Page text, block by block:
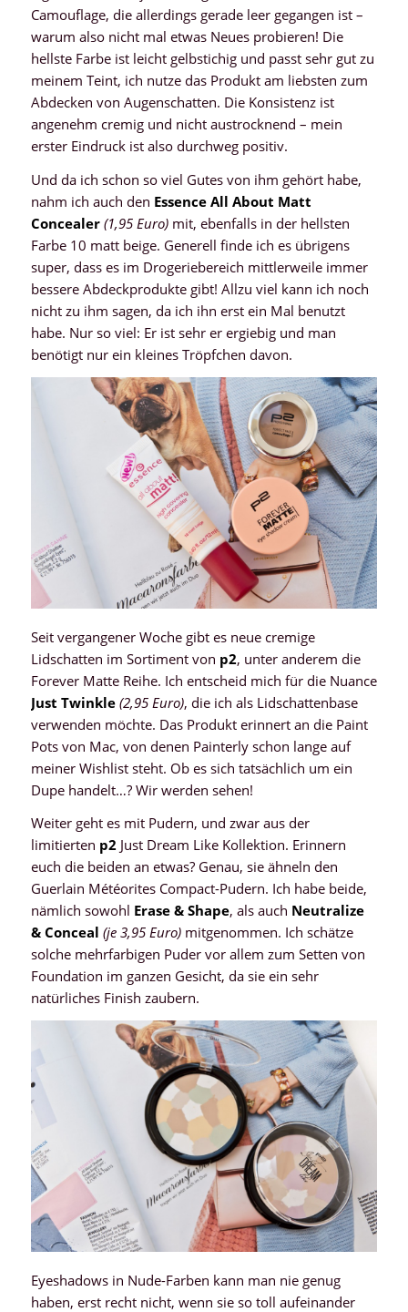
Camouflage, die allerdings gerade leer gegangen ist –
warum also nicht mal etwas Neues probieren! Die
hellste Farbe ist leicht gelbstichig und passt sehr gut zu
meinem Teint, ich nutze das Produkt am liebsten zum
Abdecken von Augenschatten. Die Konsistenz ist
angenehm cremig und nicht austrocknend – mein
erster Eindruck ist also durchweg positiv.
Und da ich schon so viel Gutes von ihm gehört habe,
nahm ich auch den Essence All About Matt
Concealer (1,95 Euro)mit, ebenfalls in der hellsten
Farbe 10 matt beige. Generell finde ich es übrigens
super, dass es im Drogeriebereich mittlerweile immer
bessere Abdeckprodukte gibt! Allzu viel kann ich noch
nicht zu ihm sagen, da ich ihn erst ein Mal benutzt
habe. Nur so viel: Er ist sehr er ergiebig und man
benötigt nur ein kleines Tröpfchen davon.
Seit vergangener Woche gibt es neue cremige
Lidschatten im Sortiment von p2, unter anderem die
Forever Matte Reihe. Ich entscheid mich für die Nuance
Just Twinkle (2,95 Euro), die ich als Lidschattenbase
verwenden möchte. Das Produkt erinnert an die Paint
Pots von Mac, von denen Painterly schon lange auf
meiner Wishlist steht. Ob es sich tatsächlich um ein
Dupe handelt…? Wir werden sehen!
Weiter geht es mit Pudern, und zwar aus der
limitierten p2Just Dream Like Kollektion. Erinnern
euch die beiden an etwas? Genau, sie ähneln den
Guerlain Météorites Compact-Pudern. Ich habe beide,
nämlich sowohl Erase & Shape, als auch Neutralize
& Conceal (je 3,95 Euro)mitgenommen. Ich schätze
solche mehrfarbigen Puder vor allem zum Setten von
Foundation im ganzen Gesicht, da sie ein sehr
natürliches Finish zaubern.
Eyeshadows in Nude-Farben kann man nie genug
haben, erst recht nicht, wenn sie so toll aufeinander